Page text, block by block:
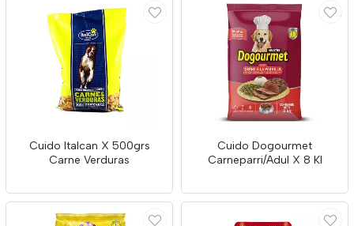
Cuido Italcan X 500grs
Carne Verduras
Cuido Dogourmet
Carneparri/Adul X 8 Kl